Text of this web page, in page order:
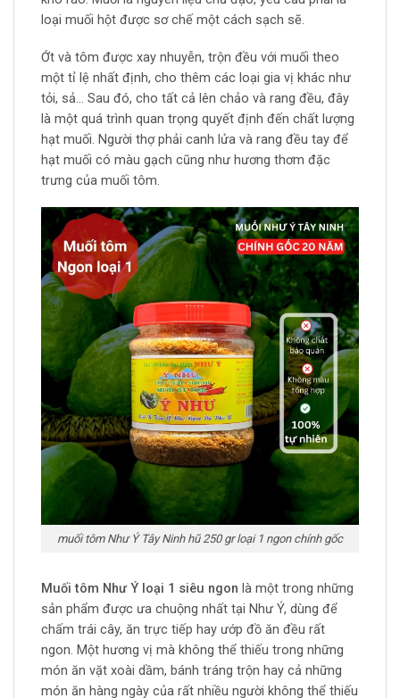
loại muối hột được sơ chế một cách sạch sẽ.
Ớt và tôm được xay nhuyễn, trộn đều với muối theo
một tỉ lệ nhất định, cho thêm các loại gia vị khác như
tỏi, sả… Sau đó, cho tất cả lên chảo và rang đều, đây
là một quá trình quan trọng quyết định đến chất lượng
hạt muối. Người thợ phải canh lửa và rang đều tay để
hạt muối có màu gạch cũng như hương thơm đặc
trưng của muối tôm.
muối tôm Như Ý Tây Ninh hũ 250 gr loại 1 ngon chính gốc
Muối tôm Như Ý loại 1 siêu ngon là một trong những
sản phẩm được ưa chuộng nhất tại Như Ý, dùng để
chấm trái cây, ăn trực tiếp hay ướp đồ ăn đều rất
ngon. Một hương vị mà không thể thiếu trong những
món ăn vặt xoài dầm, bánh tráng trộn hay cả những
món ăn hàng ngày của rất nhiều người không thể thiếu